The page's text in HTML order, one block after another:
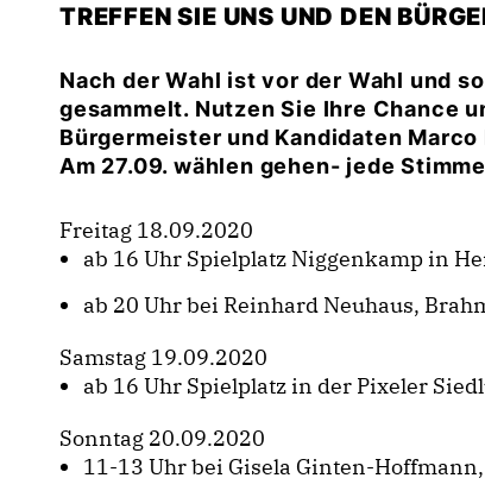
TREFFEN SIE UNS UND DEN
Nach der Wahl ist vor der Wahl und
gesammelt. Nutzen Sie Ihre Chance
Bürgermeister und Kandidaten Marco
Am 27.09. wählen gehen- jede
Freitag 18.09.2020
ab 16 Uhr Spielplatz Niggenkamp in
ab 20 Uhr bei Reinhard Neuhaus,
Samstag 19.09.2020
ab 16 Uhr Spielplatz in der Pixeler
Sonntag 20.09.2020
11-13 Uhr bei Gisela Ginten-